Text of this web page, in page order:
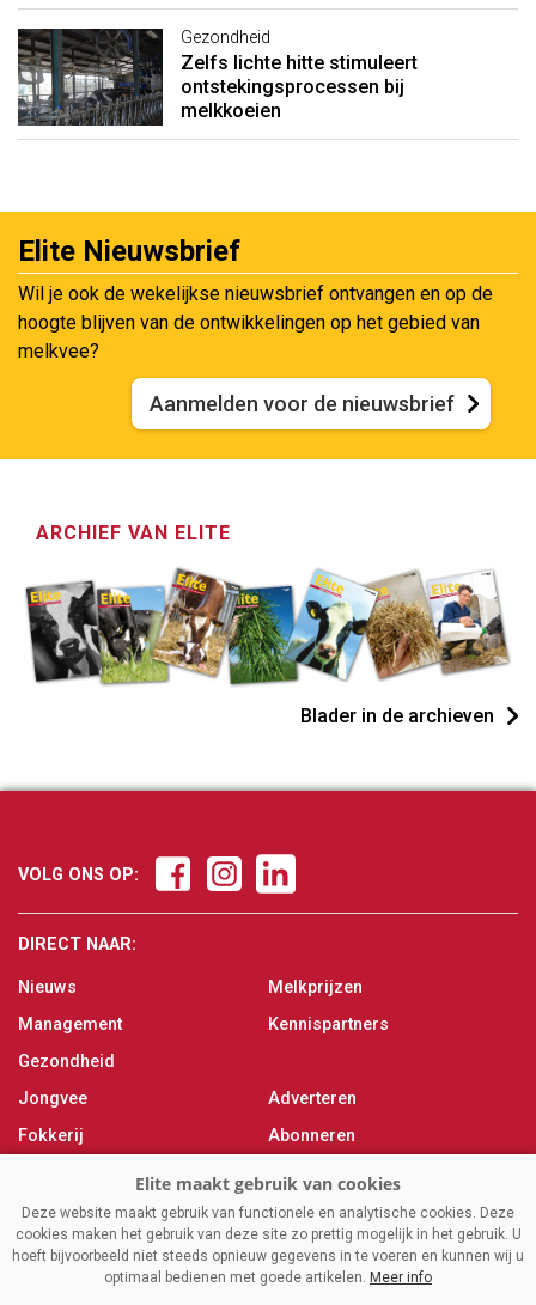
Gezondheid
Zelfs lichte hitte stimuleert
ontstekingsprocessen bij
melkkoeien
Elite Nieuwsbrief
Wil je ook de wekelijkse nieuwsbrief ontvangen en op de
hoogte blijven van de ontwikkelingen op het gebied van
melkvee?
Aanmelden voor de nieuwsbrief
ARCHIEF VAN ELITE
Blader in de archieven
VOLG ONS OP:
DIRECT NAAR:
Nieuws
Management
Gezondheid
Jongvee
Fokkerij
Melken
Magazine
Melkprijzen
Kennispartners
Adverteren
Abonneren
Over ons
Contact
Deze website maakt gebruik van functionele en analytische cookies. Deze
cookies maken het gebruik van deze site zo prettig mogelijk in het gebruik. U
hoeft bijvoorbeeld niet steeds opnieuw gegevens in te voeren en kunnen wij u
optimaal bedienen met goede artikelen. Meer info